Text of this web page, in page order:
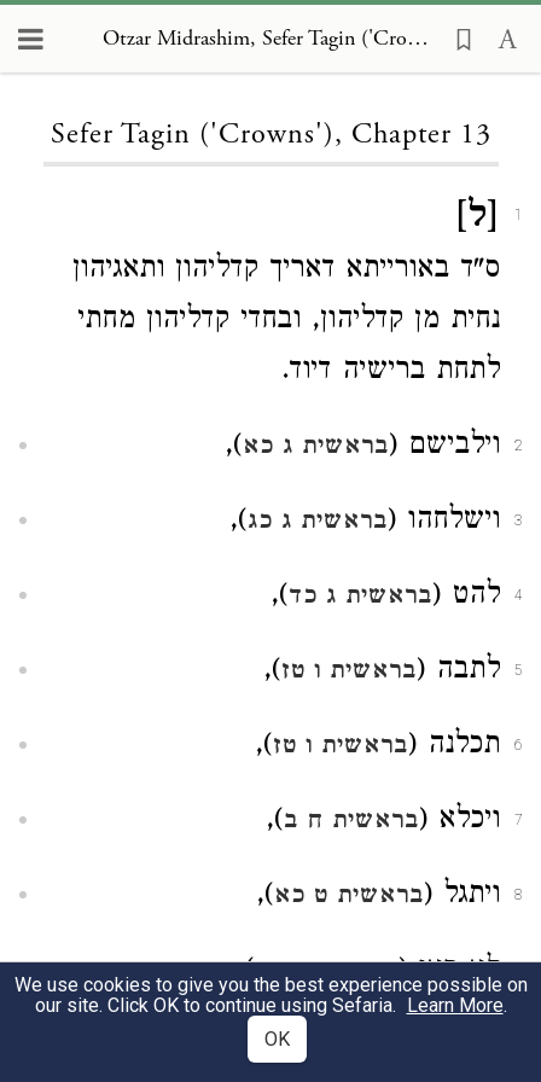
Otzar Midrashim, Sefer Tagin ('Crowns') 13
Sefer Tagin ('Crowns'), Chapter 13
1 [ל]
ס"ד באורייתא דאריך קדליהון ותאגיהון
נחית מן קדליהון, ובחדי קדליהון מחתי
לתחת ברישיה דיוד.
2 וילבישם (בראשית ג כא),
3 וישלחהו (בראשית ג כג),
4 להט (בראשית ג כד),
5 לתבה (בראשית ו טז),
6 תכלנה (בראשית ו טז),
7 ויכלא (בראשית ח ב),
8 ויתגל (בראשית ט כא),
לא ראו (בראשית ט כג),
בראשית ט כד
We use cookies to give you the best experience possible on
our site. Click OK to continue using Sefaria. Learn More.
OK